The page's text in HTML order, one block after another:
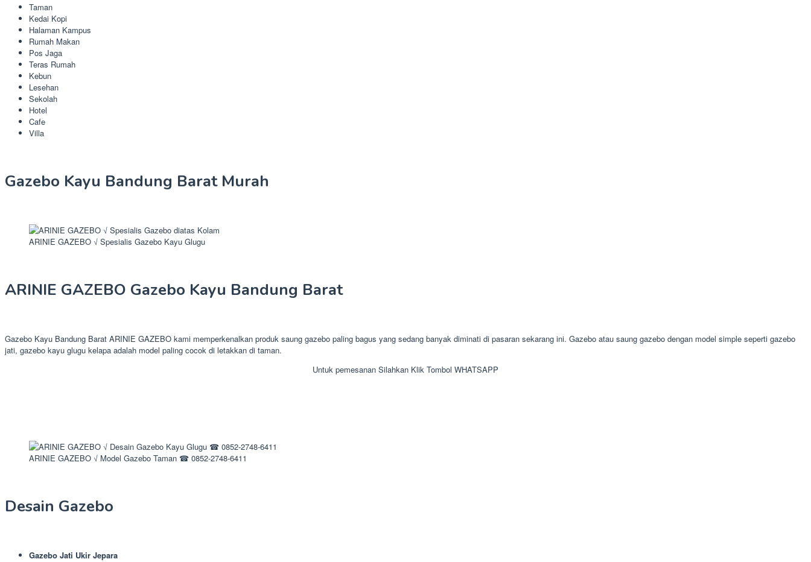
Taman
Kedai Kopi
Halaman Kampus
Rumah Makan
Pos Jaga
Teras Rumah
Kebun
Lesehan
Sekolah
Hotel
Cafe
Villa
Gazebo Kayu Bandung Barat Murah
ARINIE GAZEBO √ Spesialis Gazebo Kayu Glugu
ARINIE GAZEBO Gazebo Kayu Bandung Barat
Gazebo Kayu Bandung Barat ARINIE GAZEBO kami memperkenalkan produk saung gazebo paling bagus yang sedang banyak diminati di pasaran sekarang ini. Gazebo atau saung gazebo dengan model simple seperti gazebo
jati, gazebo kayu glugu kelapa adalah model paling cocok di letakkan di taman.
Untuk pemesanan Silahkan Klik Tombol WHATSAPP
ARINIE GAZEBO √ Model Gazebo Taman ☎ 0852-2748-6411
Desain Gazebo
Gazebo Jati Ukir Jepara